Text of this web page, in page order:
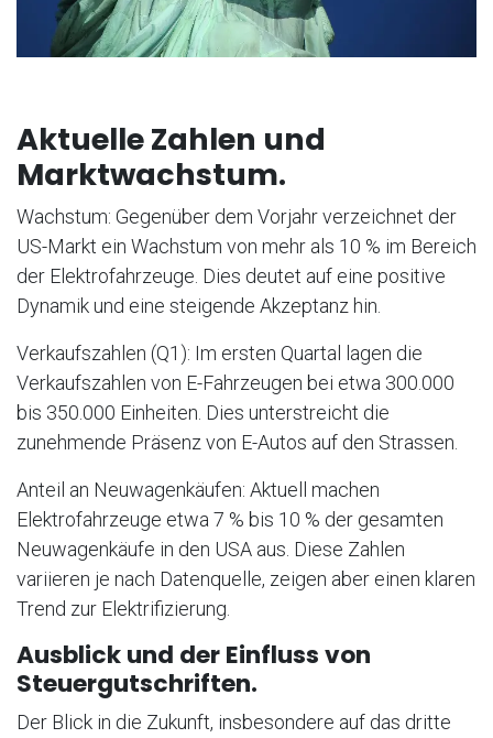
Aktuelle Zahlen und
Marktwachstum.
Wachstum: Gegenüber dem Vorjahr verzeichnet der
US-Markt ein Wachstum von mehr als 10 % im Bereich
der Elektrofahrzeuge. Dies deutet auf eine positive
Dynamik und eine steigende Akzeptanz hin.
Verkaufszahlen (Q1): Im ersten Quartal lagen die
Verkaufszahlen von E-Fahrzeugen bei etwa 300.000
bis 350.000 Einheiten. Dies unterstreicht die
zunehmende Präsenz von E-Autos auf den Strassen.
Anteil an Neuwagenkäufen: Aktuell machen
Elektrofahrzeuge etwa 7 % bis 10 % der gesamten
Neuwagenkäufe in den USA aus. Diese Zahlen
variieren je nach Datenquelle, zeigen aber einen klaren
Trend zur Elektrifizierung.
Ausblick und der Einfluss von
Steuergutschriften.
Der Blick in die Zukunft, insbesondere auf das dritte